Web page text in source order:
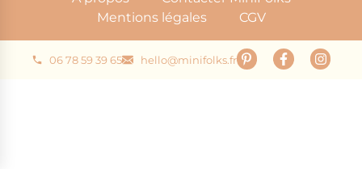
Mentions légales
CGV
06 78 59 39 65 hello@minifolks.fr